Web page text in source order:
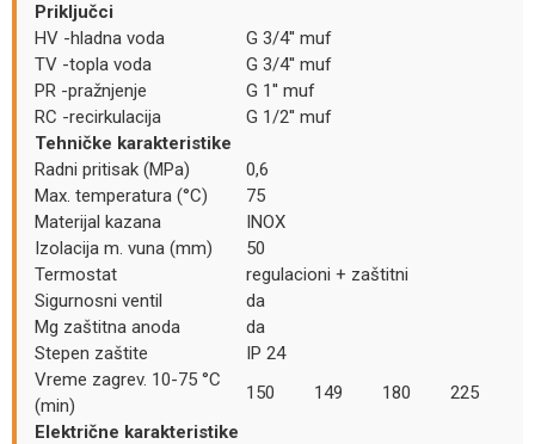
Priključci
HV -hladna voda
G 3/4'' muf
TV -topla voda
G 3/4'' muf
PR -pražnjenje
G 1'' muf
RC -recirkulacija
G 1/2'' muf
Tehničke karakteristike
Radni pritisak (MPa)
0,6
Max. temperatura (°C)
75
Materijal kazana
INOX
Izolacija m. vuna (mm)
50
Termostat
regulacioni + zaštitni
Sigurnosni ventil
da
Mg zaštitna anoda
da
Stepen zaštite
IP 24
Vreme zagrev. 10-75 °C
(min)
150 149 180
225
Električne karakteristike